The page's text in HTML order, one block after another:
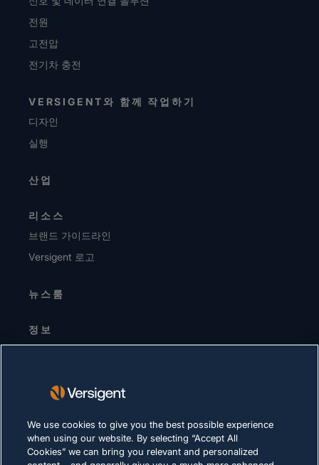
전원
고전압
전기차 충전
VERSIGENT와 함께 작업하기
디자인
실행
산업
리소스
브랜드 가이드라인
Versigent 로고
뉴스룸
정보
경영진 / 리더십 팀
공급업체
채용 정보
We use cookies to give you the best possible experience
when using our website. By selecting “Accept All
Cookies” we can bring you relevant and personalized